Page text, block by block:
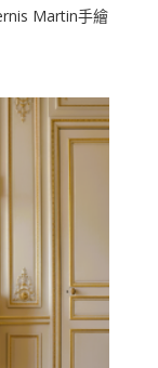
Martin手繪